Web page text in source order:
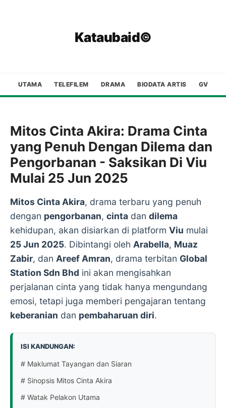
Kataubaid©
UTAMA TELEFILEM DRAMA BIODATA ARTIS GV
Mitos Cinta Akira: Drama Cinta
yang Penuh Dengan Dilema dan
Pengorbanan - Saksikan Di Viu
Mulai 25 Jun 2025
Mitos Cinta Akira, drama terbaru yang penuh
dengan pengorbanan, cinta dan dilema
kehidupan, akan disiarkan di platform Viu mulai
25 Jun 2025. Dibintangi oleh Arabella, Muaz
Zabir, dan Areef Amran, drama terbitan Global
Station Sdn Bhd ini akan mengisahkan
perjalanan cinta yang tidak hanya mengundang
emosi, tetapi juga memberi pengajaran tentang
keberanian dan pembaharuan diri.
ISI KANDUNGAN:
# Maklumat Tayangan dan Siaran
# Sinopsis Mitos Cinta Akira
# Watak Pelakon Utama